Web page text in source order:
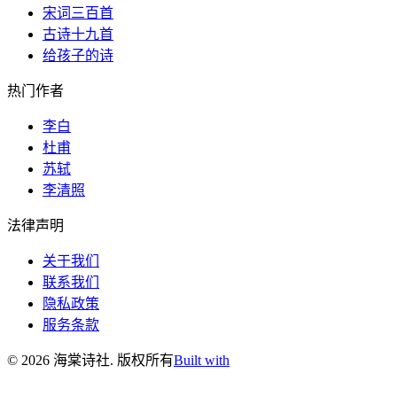
宋词三百首
古诗十九首
给孩子的诗
热门作者
李白
杜甫
苏轼
李清照
法律声明
关于我们
联系我们
隐私政策
服务条款
© 2026 海棠诗社. 版权所有Built with